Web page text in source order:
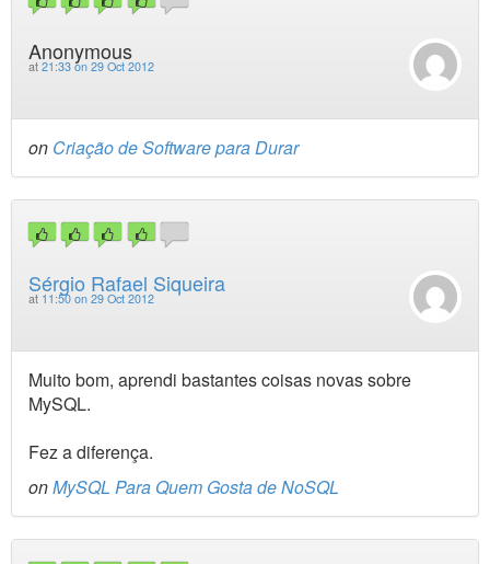
Anonymous
at 21:33 on 29 Oct 2012
on Criação de Software para Durar
Sérgio Rafael Siqueira
at 11:50 on 29 Oct 2012
Muito bom, aprendi bastantes coisas novas sobre
MySQL.
Fez a diferença.
onMySQL Para Quem Gosta de NoSQL